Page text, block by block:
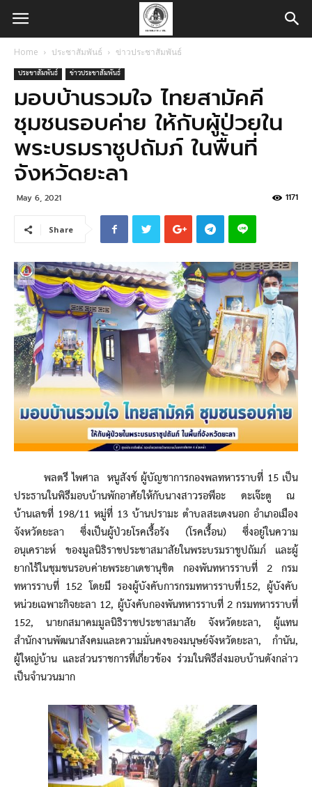
Home ประชาสัมพันธ์ ข่าวประชาสัมพันธ์
ประชาสัมพันธ์ ข่าวประชาสัมพันธ์
มอบบ้านรวมใจ ไทยสามัคคี
ชุมชนรอบค่าย ให้กับผู้ป่วยใน
พระบรมราชูปถัมภ์ ในพื้นที่
จังหวัดยะลา
May 6, 2021 1171
Share
พลตรี ไพศาล หนูสังข์ ผู้บัญชาการกองพลทหารราบที่ 15 เป็น
ประธานในพิธีมอบบ้านพักอาศัยให้กับนางสาวรอพีอะ ดะเจ๊ะตู ณ
บ้านเลขที่ 198/11 หมู่ที่ 13 บ้านปรามะ ตำบลสะเตงนอก อำเภอเมือง
จังหวัดยะลา ซึ่งเป็นผู้ป่วยโรคเรื้อรัง (โรคเรื้อน) ซึ่งอยู่ในความ
อนุเคราะห์ ของมูลนิธิราชประชาสมาสัยในพระบรมราชูปถัมภ์ และผู้
ยากไร้ในชุมชนรอบค่ายพระยาเดชานุชิต กองพันทหารราบที่ 2 กรม
ทหารราบที่ 152 โดยมี รองผู้บังคับการกรมทหารราบที่152, ผู้บังคับ
หน่วยเฉพาะกิจยะลา 12, ผู้บังคับกองพันทหารราบที่ 2 กรมทหารราบที่
152, นายกสมาคมมูลนิธิราชประชาสมาสัย จังหวัดยะลา, ผู้แทน
สำนักงานพัฒนาสังคมและความมั่นคงของมนุษย์จังหวัดยะลา, กำนัน,
ผู้ใหญ่บ้าน และส่วนราชการที่เกี่ยวข้อง ร่วมในพิธีส่งมอบบ้านดังกล่าว
เป็นจำนวนมาก